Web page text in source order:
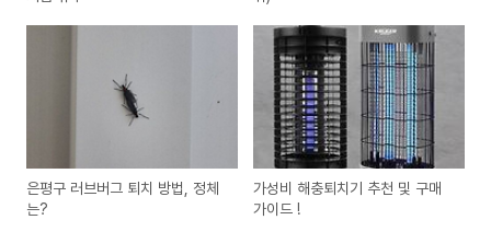
은평구 러브버그 퇴치 방법, 정체
는?
가성비 해충퇴치기 추천 및 구매
가이드 !